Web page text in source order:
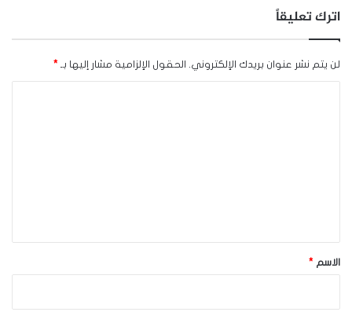
اترك تعليقاً
لن يتم نشر عنوان بريدك الإلكتروني. الحقول الإلزامية مشار إليها بـ *
*الاسم *